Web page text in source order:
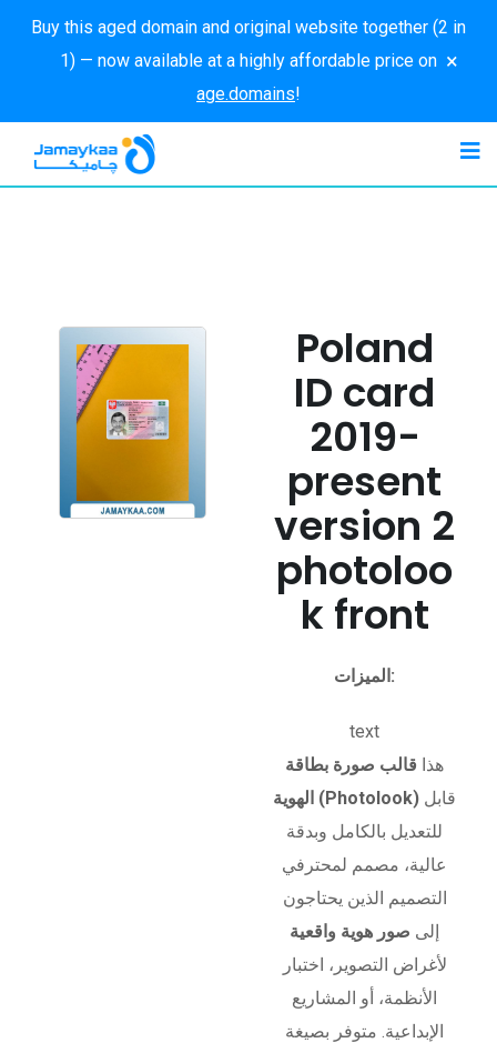
Buy this aged domain and original website together (2 in
1) — now available at a highly affordable price on
age.domains!
×
Poland
ID card
2019-
present
version 2
photoloo
k front
الميزات:
text
هذا قالب صورة بطاقة
الهوية (Photolook)
للتعديل بالكامل وبدقة
عالية، مصمم لمحترفي
التصميم الذين يحتاجون
إلى صور هوية واقعية
لأغراض التصوير، اختبار
الأنظمة، أو المشاريع
الإبداعية. متوفر بصيغة